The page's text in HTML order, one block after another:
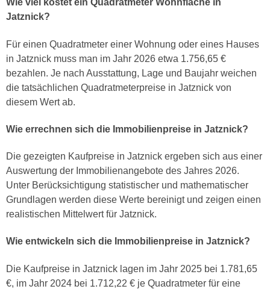
Wie viel kostet ein Quadratmeter Wohnfläche in
Jatznick?
Für einen Quadratmeter einer Wohnung oder eines Hauses
in Jatznick muss man im Jahr 2026 etwa 1.756,65 €
bezahlen. Je nach Ausstattung, Lage und Baujahr weichen
die tatsächlichen Quadratmeterpreise in Jatznick von
diesem Wert ab.
Wie errechnen sich die Immobilienpreise in Jatznick?
Die gezeigten Kaufpreise in Jatznick ergeben sich aus einer
Auswertung der Immobilienangebote des Jahres 2026.
Unter Berücksichtigung statistischer und mathematischer
Grundlagen werden diese Werte bereinigt und zeigen einen
realistischen Mittelwert für Jatznick.
Wie entwickeln sich die Immobilienpreise in Jatznick?
Die Kaufpreise in Jatznick lagen im Jahr 2025 bei 1.781,65
€, im Jahr 2024 bei 1.712,22 € je Quadratmeter für eine